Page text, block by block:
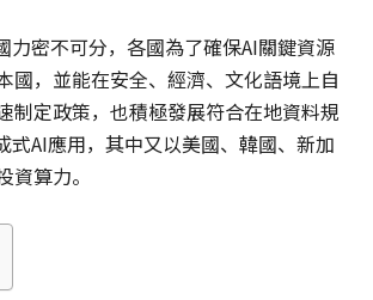
力密不可分，各國為了確保AI關鍵資源
國，並能在安全、經濟、文化語境上自
制定政策，也積極發展符合在地資料規
式AI應用，其中又以美國、韓國、新加
資算力。